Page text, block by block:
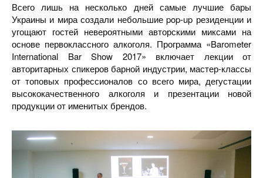
Всего лишь на несколько дней самые лучшие бары
Украины и мира создали небольшие pop-up резиденции и
угощают гостей невероятными авторскими миксами на
основе первоклассного алкоголя. Программа «Barometer
International Bar Show 2017» включает лекции от
авторитарных спикеров барной индустрии, мастер-классы
от топовых профессионалов со всего мира, дегустации
высококачественного алкоголя и презентации новой
продукции от именитых брендов.